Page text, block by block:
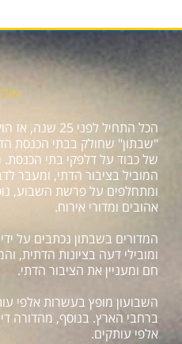
הכל התחיל
"שבתון" שחולק בבתי הכנסת
של כבוד על דלפקי בתי הכנסת.
המוביל בציבור הדתי, ומעבר
ומתחלפים על פרשת השבוע,
אהובים ומדורי אירוח.
המדורים בשבתון נכתבים על
ומובילי דעה בציונות הדתית,
חם ומעניין את הציבור הדתי.
ברחבי הארץ. בנוסף, מהדורה
אלפי עותקים.